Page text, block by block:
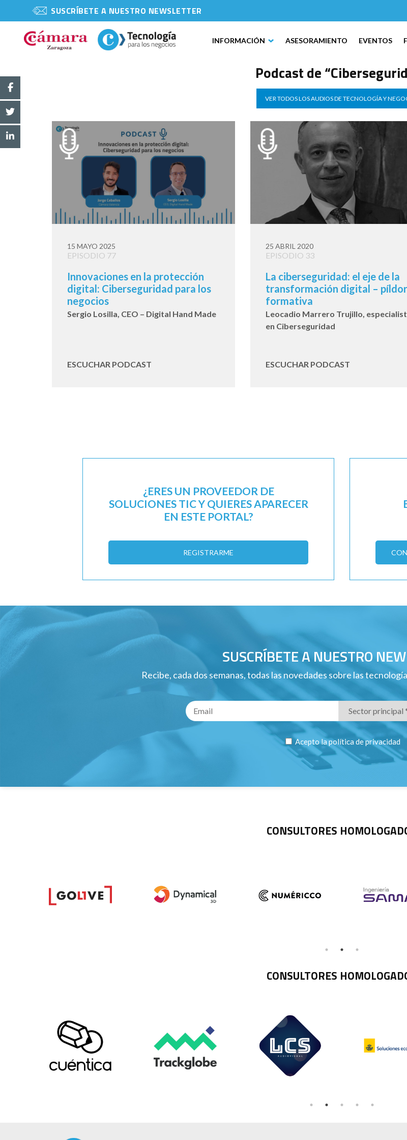
SUSCRÍBETE A NUESTRO NEWSLETTER
INFORMACIÓN ASESORAMIENTO EVENTOS
Podcast de
VER TODOS LOS AUDIOS DE TECNOLOGÍA Y
15 MAYO 2025
EPISODIO 77
Innovaciones en la protección
digital: Ciberseguridad para los
negocios
Sergio Losilla, CEO – Digital Hand Made
ESCUCHAR PODCAST
25 ABRIL 2020
EPISODIO 33
La ciberseguridad: el eje de la
transformación digital –
formativa
Leocadio Marrero Trujillo,
en Ciberseguridad
ESCUCHAR PODCAST
¿ERES UN PROVEEDOR DE
SOLUCIONES TIC Y QUIERES APARECER
EN ESTE PORTAL?
REGISTRARME
SUSCRÍBETE A NUESTRO
Recibe, cada dos semanas, todas las novedades sobre las
Acepto lapolítica de privacidad
CONSULTORES
CONSULTORES